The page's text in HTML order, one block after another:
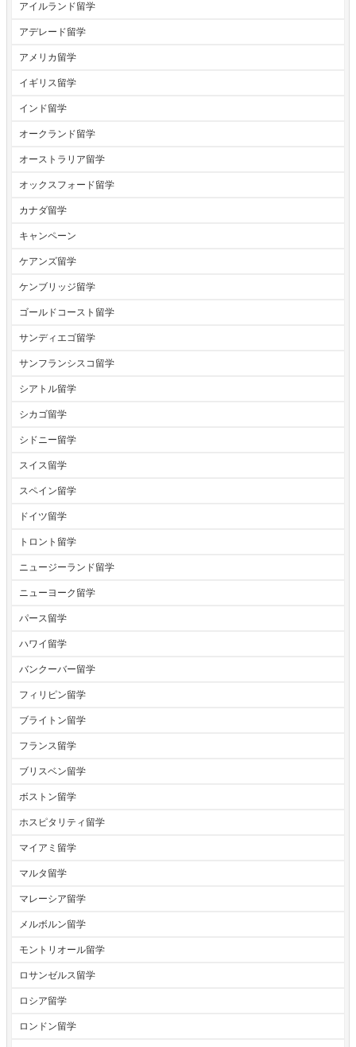
アイルランド留学
アデレード留学
アメリカ留学
イギリス留学
インド留学
オークランド留学
オーストラリア留学
オックスフォード留学
カナダ留学
キャンペーン
ケアンズ留学
ケンブリッジ留学
ゴールドコースト留学
サンディエゴ留学
サンフランシスコ留学
シアトル留学
シカゴ留学
シドニー留学
スイス留学
スペイン留学
ドイツ留学
トロント留学
ニュージーランド留学
ニューヨーク留学
パース留学
ハワイ留学
バンクーバー留学
フィリピン留学
ブライトン留学
フランス留学
ブリスベン留学
ボストン留学
ホスピタリティ留学
マイアミ留学
マルタ留学
マレーシア留学
メルボルン留学
モントリオール留学
ロサンゼルス留学
ロシア留学
ロンドン留学